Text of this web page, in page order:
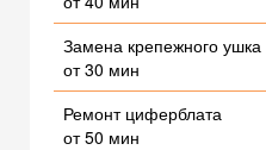
Замена крепежного ушка
от 30 мин
Ремонт циферблата
от 50 мин